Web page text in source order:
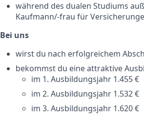
während des dualen Studiums
Kaufmann/-frau für
Bei uns
wirst du nach erfolgreichem
bekommst du eine attraktive
im 1. Ausbildungsjahr 1.455 €
im 2. Ausbildungsjahr 1.532 €
im 3. Ausbildungsjahr 1.620 €